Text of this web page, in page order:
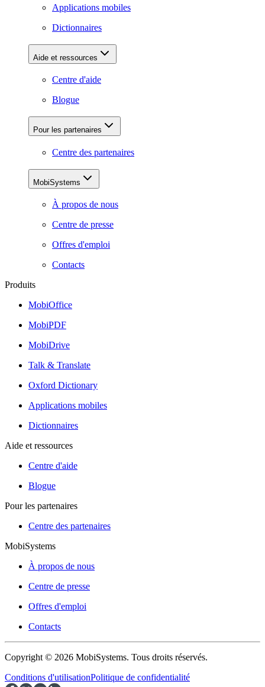
Applications mobiles
Dictionnaires
Aide et ressources
Centre d'aide
Blogue
Pour les partenaires
Centre des partenaires
MobiSystems
À propos de nous
Centre de presse
Offres d'emploi
Contacts
Produits
MobiOffice
MobiPDF
MobiDrive
Talk & Translate
Oxford Dictionary
Applications mobiles
Dictionnaires
Aide et ressources
Centre d'aide
Blogue
Pour les partenaires
Centre des partenaires
MobiSystems
À propos de nous
Centre de presse
Offres d'emploi
Contacts
Copyright © 2026 MobiSystems. Tous droits réservés.
Conditions d'utilisationPolitique de confidentialité